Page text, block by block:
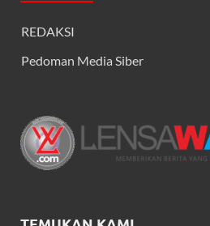
REDAKSI
Pedoman Media Siber